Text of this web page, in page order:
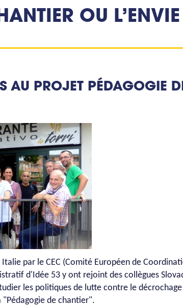
OU L’ENVIE
AU PROJET PÉDAGOGIE
par le CEC (Comité Européen de
d'Idée 53 y ont rejoint des collègues
les politiques de lutte contre le
de chantier".